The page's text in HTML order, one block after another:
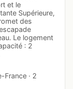
et le
Supérieure,
des
Le logement
: 2
France · 2